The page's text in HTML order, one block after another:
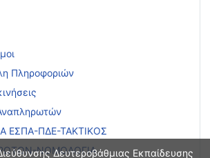
Δευτεροβάθμιας Εκπαίδευσης
Πληροφοριών
ΕΣΠΑ-ΠΔΕ-ΤΑΚΤΙΚΟΣ
ΝΟΜΟΛΟΓΙΑ